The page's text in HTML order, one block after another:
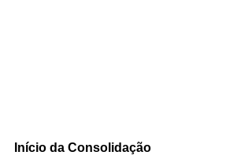
Início da Consolidação